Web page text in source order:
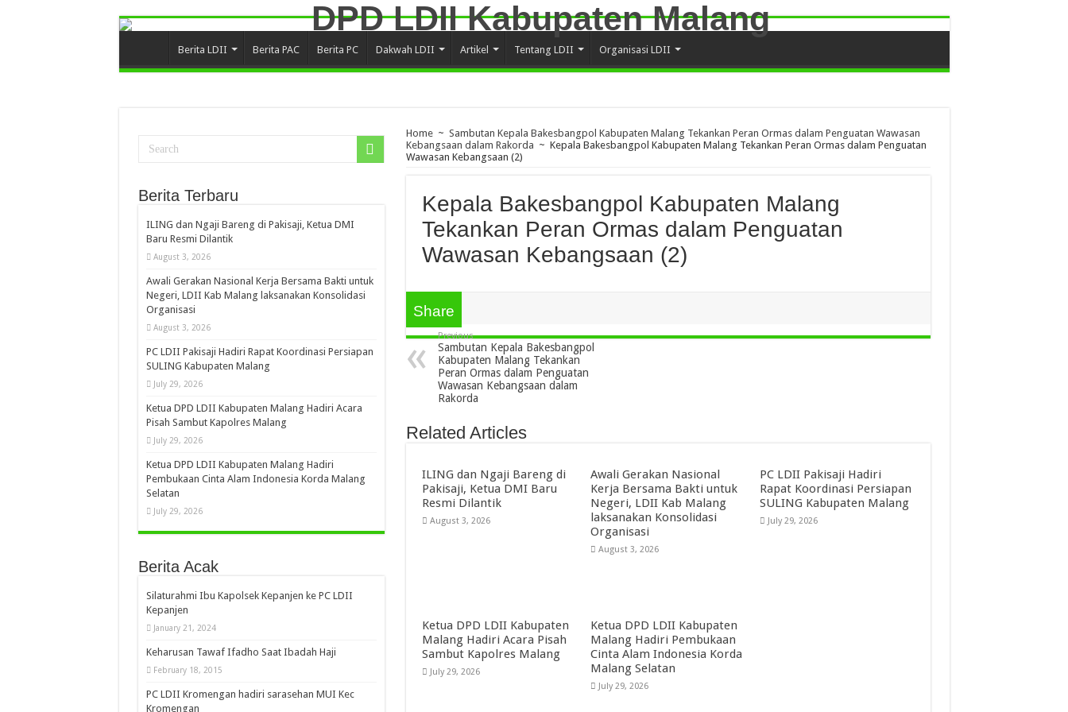
Berita LDII Berita PAC Berita PC Dakwah LDII Artikel Tentang LDII Organisasi LDII
Home ~ Sambutan Kepala Bakesbangpol Kabupaten Malang Tekankan Peran Ormas dalam Penguatan Wawasan
Kebangsaan dalam Rakorda ~ Kepala Bakesbangpol Kabupaten Malang Tekankan Peran Ormas dalam Penguatan
Wawasan Kebangsaan (2)
Kepala Bakesbangpol Kabupaten Malang
Tekankan Peran Ormas dalam Penguatan
Wawasan Kebangsaan (2)
Share
Previous
Sambutan Kepala Bakesbangpol
Kabupaten Malang Tekankan
Peran Ormas dalam Penguatan
Wawasan Kebangsaan dalam
Rakorda
Related Articles
ILING dan Ngaji Bareng di
Pakisaji, Ketua DMI Baru
Resmi Dilantik
August 3, 2026
Awali Gerakan Nasional
Kerja Bersama Bakti untuk
Negeri, LDII Kab Malang
laksanakan Konsolidasi
Organisasi
August 3, 2026
PC LDII Pakisaji Hadiri
Rapat Koordinasi Persiapan
SULING Kabupaten Malang
July 29, 2026
Ketua DPD LDII Kabupaten
Malang Hadiri Acara Pisah
Sambut Kapolres Malang
July 29, 2026
Ketua DPD LDII Kabupaten
Malang Hadiri Pembukaan
Cinta Alam Indonesia Korda
Malang Selatan
July 29, 2026
Berita Terbaru
ILING dan Ngaji Bareng di Pakisaji, Ketua DMI
Baru Resmi Dilantik
August 3, 2026
Awali Gerakan Nasional Kerja Bersama Bakti untuk
Negeri, LDII Kab Malang laksanakan Konsolidasi
Organisasi
August 3, 2026
PC LDII Pakisaji Hadiri Rapat Koordinasi Persiapan
SULING Kabupaten Malang
July 29, 2026
Ketua DPD LDII Kabupaten Malang Hadiri Acara
Pisah Sambut Kapolres Malang
July 29, 2026
Ketua DPD LDII Kabupaten Malang Hadiri
Pembukaan Cinta Alam Indonesia Korda Malang
Selatan
July 29, 2026
Berita Acak
Silaturahmi Ibu Kapolsek Kepanjen ke PC LDII
Kepanjen
January 21, 2024
Keharusan Tawaf Ifadho Saat Ibadah Haji
February 18, 2015
PC LDII Kromengan hadiri sarasehan MUI Kec
Kromengan